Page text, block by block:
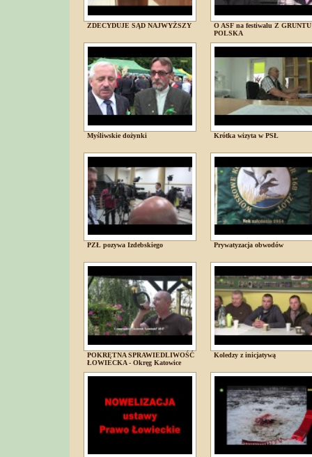
ZDECYDUJE SĄD NAJWYŻSZY
O ASF na festiwalu Z GRUNTU
POLSKA
Myśliwskie dożynki Krótka wizyta w PSŁ
PZŁ pozywa Izdebskiego Prywatyzacja obwodów
POKRĘTNA SPRAWIEDLIWOŚĆ
ŁOWIECKA - Okręg Katowice
Koledzy z inicjatywą